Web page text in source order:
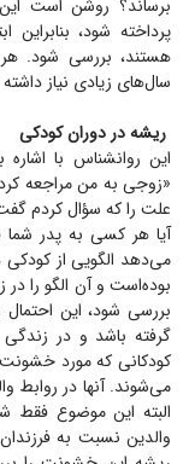
برساند؟ روشن است
پرداخته شود،
هستند، بررسی شود.
سال‌های زیادی نیاز
ریشه در دوران کودکی
این روانشناس با
«زوجی به من مراجعه
علت را که سؤال کردم
آیا هر کسی به پدر شما
می‌دهد الگویی از
بوده‌است و آن الگو را
بررسی شود، این احتمال
گرفته باشد و در
کودکانی که مورد خشونت
می‌شوند. آنها در روابط
البته این موضوع
والدین نسبت به